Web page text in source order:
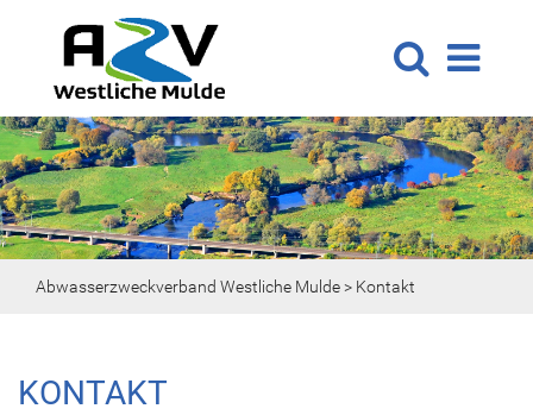
Abwasserzweckverband Westliche Mulde> Kontakt
KONTAKT